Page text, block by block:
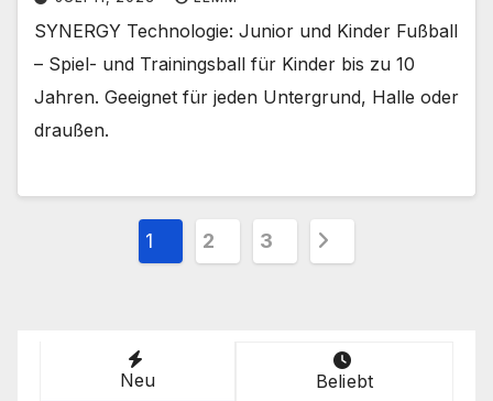
SYNERGY Technologie: Junior und Kinder Fußball
– Spiel- und Trainingsball für Kinder bis zu 10
Jahren. Geeignet für jeden Untergrund, Halle oder
draußen.
1 2 3
Neu Beliebt